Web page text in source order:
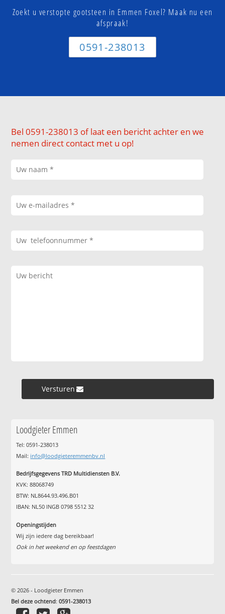
Zoekt u verstopte gootsteen in Emmen Foxel? Maak nu een
afspraak!
0591-238013
Bel 0591-238013 of laat een bericht achter en we
nemen direct contact met u op!
Versturen »
Loodgieter Emmen
Tel: 0591-238013
Mail: info@loodgieteremmenbv.nl
Bedrijfsgegevens TRD Multidiensten B.V.
KVK: 88068749
BTW: NL8644.93.496.B01
IBAN: NL50 INGB 0798 5512 32
Openingstijden
Wij zijn iedere dag bereikbaar!
Ook in het weekend en op feestdagen
© 2026 - Loodgieter Emmen
Bel deze ochtend:0591-238013